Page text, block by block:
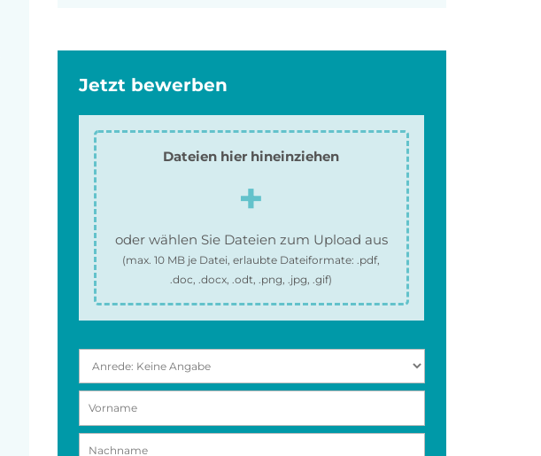
Jetzt bewerben
Dateien hier hineinziehen
oder wählen Sie Dateien zum Upload aus
(max.10 MB je Datei, erlaubte Dateiformate:.pdf,
.doc, .docx, .odt, .png, .jpg, .gif)